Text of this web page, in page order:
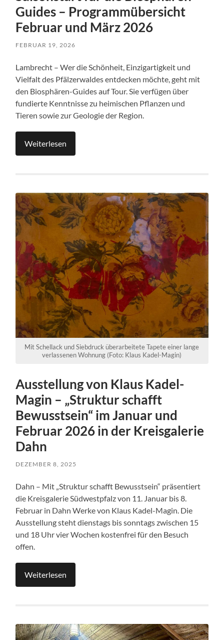
Guides – Programmübersicht
Februar und März 2026
FEBRUAR 19, 2026
Lambrecht – Wer die Schönheit, Einzigartigkeit und
Vielfalt des Pfälzerwaldes entdecken möchte, geht mit
den Biosphären-Guides auf Tour. Sie verfügen über
fundierte Kenntnisse zu heimischen Pflanzen und
Tieren sowie zur Geologie der Region.
Weiterlesen
Mit Schellack und Siebdruck überarbeitete Tapete einer lange
verlassenen Wohnung (Foto: Klaus Kadel-Magin)
Ausstellung von Klaus Kadel-
Magin – „Struktur schafft
Bewusstsein“ im Januar und
Februar 2026 in der Kreisgalerie
Dahn
DEZEMBER 8, 2025
Dahn – Mit „Struktur schafft Bewusstsein“ präsentiert
die Kreisgalerie Südwestpfalz von 11. Januar bis 8.
Februar in Dahn Werke von Klaus Kadel-Magin. Die
Ausstellung steht dienstags bis sonntags zwischen 15
und 18 Uhr vier Wochen kostenfrei für den Besuch
offen.
Weiterlesen